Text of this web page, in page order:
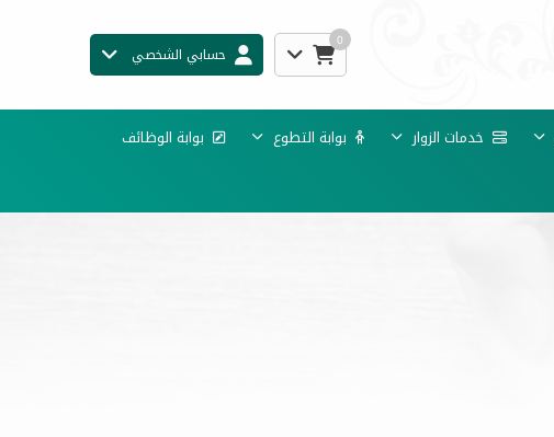
0
حسابي الشخصي
خدمات الزوار بوابة التطوع
بوابة الوظائف